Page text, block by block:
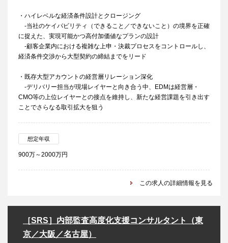
・ハイレベルな経済条件設計とクロージング
-当社のケイパビリティ（できること／できないこと）の境界を正確
に捉えた、実現可能かつ高付加価値なプランの設計
-顧客企業内における複雑な上申・決裁プロセスをコントロールし、
経済条件交渉から大型契約の締結までをリード
・既存大型アカウントの経営層リレーション深化
-デリバリー担当が現場レイヤーと向き合う中、EDMは経営層・
CMO等の上位レイヤーとの接点を維持し、新たな経営課題を引き出す
ことでさらなる取引拡大を狙う
想定年収
900万～2000万円
この求人の詳細情報を見る
［SRS］内部監査高度化支援コンサルタント（東
京／大阪／名古屋）